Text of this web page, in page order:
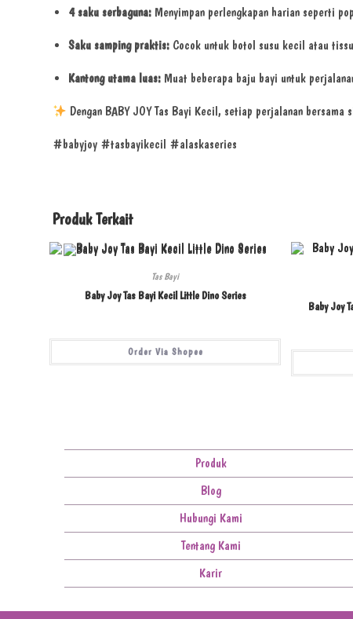
4 saku serbaguna: Menyimpan perlengkapan harian seperti
Saku samping praktis: Cocok untuk botol susu kecil atau
Kantong utama luas: Muat beberapa baju bayi untuk
Dengan BABY JOY Tas Bayi Kecil, setiap perjalanan
#babyjoy #tasbayikecil #alaskaseries
Produk Terkait
Tas Bayi
Baby Joy Tas Bayi Kecil Little Dino Series
Order Via Shopee
Baby Joy
Produk
Blog
Hubungi Kami
Tentang Kami
Karir